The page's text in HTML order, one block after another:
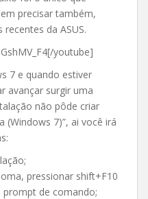
precisar também,
da ASUS.
youtube]
7 e quando estiver
avançar surgir uma
não pôde criar
7)”, ai você irá
pressionar shift+F10
de comando;